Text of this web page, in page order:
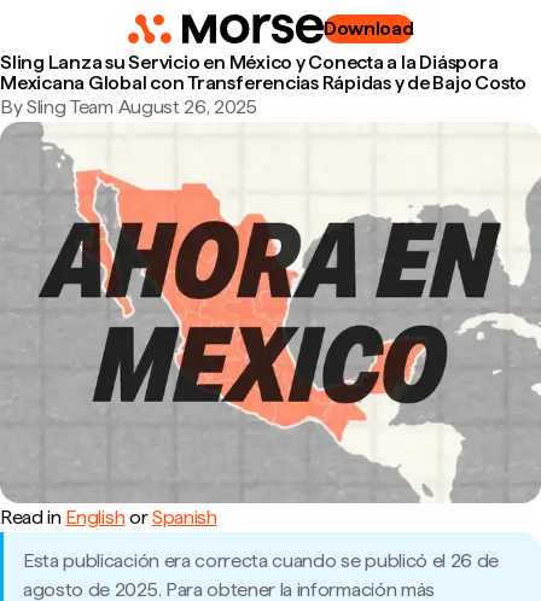
Download
Sling Lanza su Servicio en México y Conecta a la Diáspora
Mexicana Global con Transferencias Rápidas y de Bajo Costo
By Sling Team August 26, 2025
Read in English orSpanish
Esta publicación era correcta cuando se publicó el 26 de
agosto de 2025. Para obtener la información más